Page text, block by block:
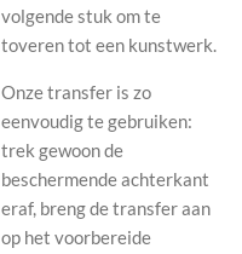
volgende stuk om te
toveren tot een kunstwerk.
Onze transfer is zo
eenvoudig te gebruiken:
trek gewoon de
beschermende achterkant
eraf, breng de transfer aan
op het voorbereide